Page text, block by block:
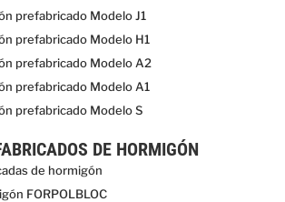
prefabricado Modelo J1
prefabricado Modelo H1
prefabricado Modelo A2
prefabricado Modelo A1
prefabricado Modelo S
DE HORMIGÓN
de hormigón
FORPOLBLOC